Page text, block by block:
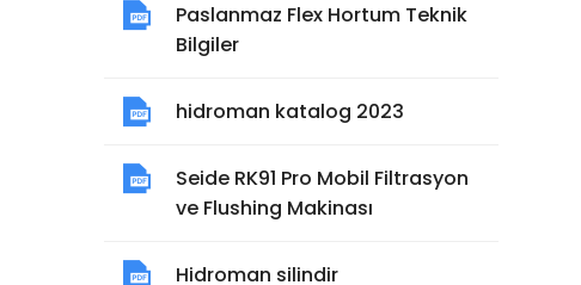
Paslanmaz Flex Hortum Teknik
Bilgiler
hidroman katalog 2023
Seide RK91 Pro Mobil Filtrasyon
ve Flushing Makinası
Hidroman silindir